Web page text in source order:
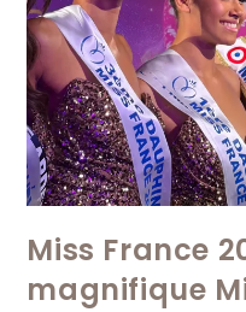
Miss France
magnifique